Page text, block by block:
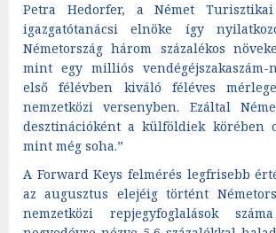
Petra Hedorfer, a Német
igazgatótanácsi elnöke így
Németország három százalékos
mint egy milliós vendégéjszakaszám-
első félévben kiváló féléves
nemzetközi versenyben. Ezáltal
desztinációként a külföldiek körében
mint még soha.”
A Forward Keys felmérés legfrisebb
az augusztus elejéig történt
nemzetközi repjegyfoglalások